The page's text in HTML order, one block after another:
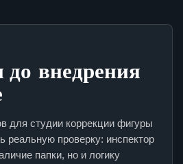
внедрения
для студии коррекции фигуры
реальную проверку: инспектор
папки, но и логику